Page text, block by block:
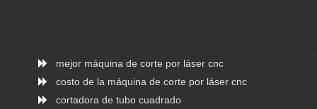
mejor máquina de corte por láser cnc
costo de la máquina de corte por láser cnc
cortadora de tubo cuadrado